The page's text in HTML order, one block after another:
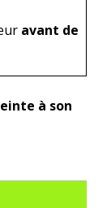
avant de
à son